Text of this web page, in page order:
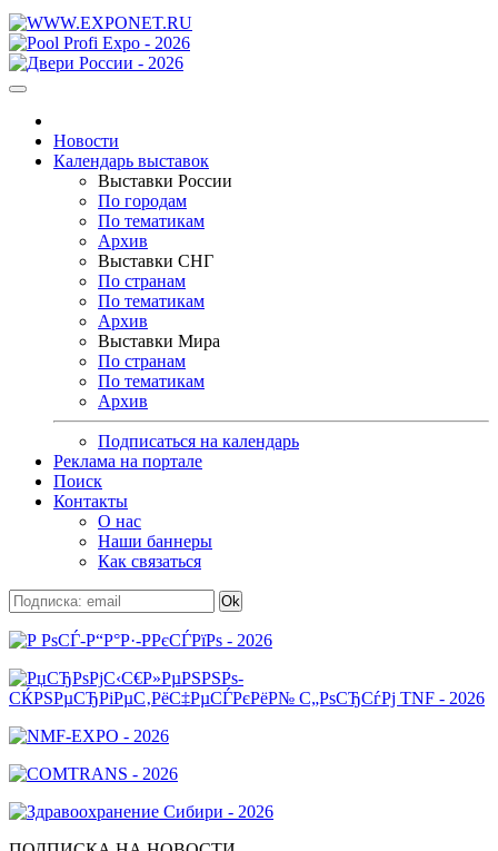
Новости
Календарь выставок
Выставки России
По городам
По тематикам
Архив
Выставки СНГ
По странам
По тематикам
Архив
Выставки Мира
По странам
По тематикам
Архив
Подписаться на календарь
Реклама на портале
Поиск
Контакты
О нас
Наши баннеры
Как связаться